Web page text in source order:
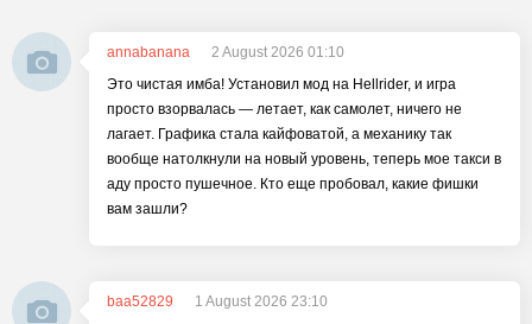
annabanana
2 August 2026 01:10
Это чистая имба! Установил мод на Hellrider, и игра
просто взорвалась — летает, как самолет, ничего не
лагает. Графика стала кайфоватой, а механику так
вообще натолкнули на новый уровень, теперь мое такси в
аду просто пушечное. Кто еще пробовал, какие фишки
вам зашли?
baa52829
1 August 2026 23:10